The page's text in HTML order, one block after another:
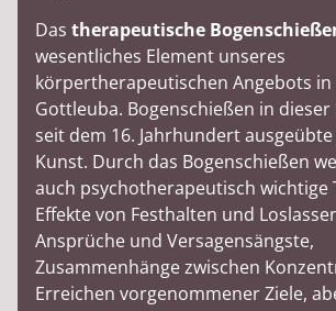
Das therapeutische
wesentliches Element unseres
körpertherapeutischen Angebots in
Gottleuba. Bogenschießen in
seit dem 16. Jahrhundert
Kunst. Durch das Bogenschießen
auch psychotherapeutisch wichtige
Effekte von Festhalten und
Ansprüche und Versagensängste,
Zusammenhänge zwischen
Erreichen vorgenommener Ziele,